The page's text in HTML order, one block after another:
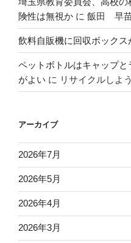
険性は無視か に 飯田 早
飲料自販機に回収ボックス
ペットボトルはキャップ
がよい に リサイクルしよ
アーカイブ
2026年7月
2026年5月
2026年4月
2026年3月